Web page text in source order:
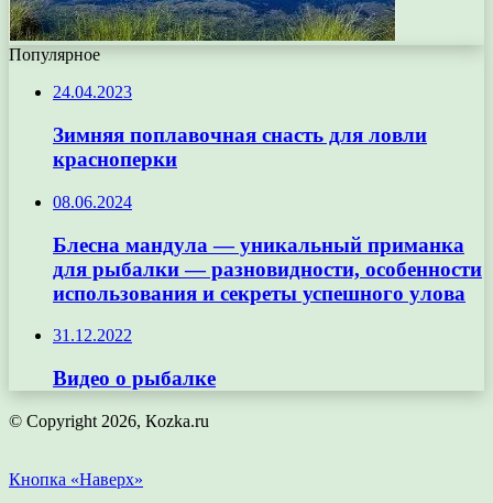
Популярное
24.04.2023
Зимняя поплавочная снасть для ловли
красноперки
08.06.2024
Блесна мандула — уникальный приманка
для рыбалки — разновидности, особенности
использования и секреты успешного улова
31.12.2022
Видео о рыбалке
© Copyright 2026, Кozka.ru
Кнопка «Наверх»